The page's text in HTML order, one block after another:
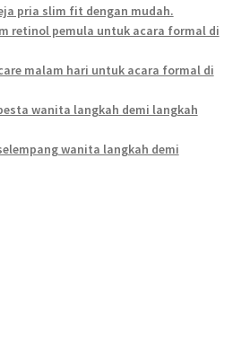
pria slim fit dengan mudah.
retinol pemula untuk acara formal di
malam hari untuk acara formal di
wanita langkah demi langkah
wanita langkah demi